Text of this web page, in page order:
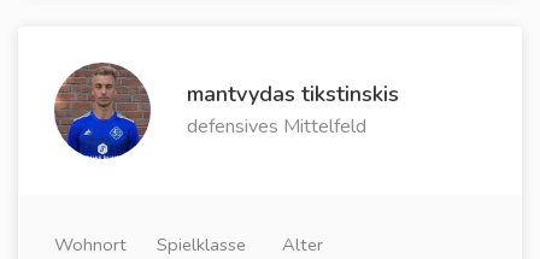
mantvydas tikstinskis
defensives Mittelfeld
Wohnort
Spielklasse
Alter